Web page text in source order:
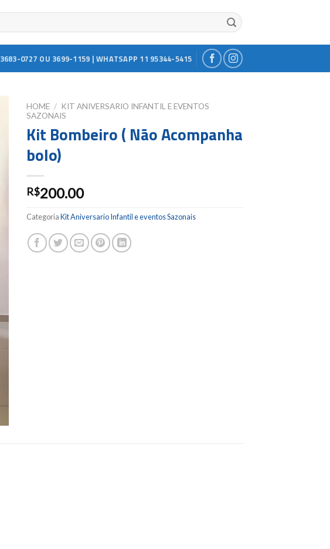
3683-0727 OU 3699-1159 | WHATSAPP 11 95344-5415
HOME / KIT ANIVERSARIO INFANTIL E EVENTOS
SAZONAIS
Kit Bombeiro ( Não Acompanha
bolo)
R$200.00
CategoriaKit Aniversario Infantil e eventos Sazonais